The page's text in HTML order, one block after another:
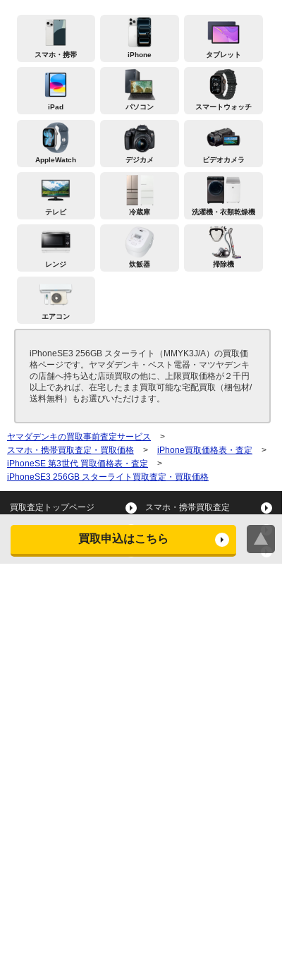
買取申込はこちら
スマホ・携帯 iPhone タブレット
iPad パソコン スマートウォッチ
AppleWatch デジカメ ビデオカメラ
テレビ 冷蔵庫 洗濯機・衣類乾燥機
レンジ 炊飯器 掃除機
エアコン
iPhoneSE3 256GB スターライト（MMYK3J/A）の買取価
格ページです。ヤマダデンキ・ベスト電器・マツヤデンキ
の店舗へ持ち込む店頭買取の他に、上限買取価格が２千円
以上であれば、在宅したまま買取可能な宅配買取（梱包材/
送料無料）もお選びいただけます。
ヤマダデンキの買取事前査定サービス
>
スマホ・携帯買取査定・買取価格
> iPhone買取価格表・査定
>
iPhoneSE 第3世代 買取価格表・査定
>
iPhoneSE3 256GB スターライト買取査定・買取価格
買取査定トップページ スマホ・携帯買取査定
タブレット買取査定
スマートウォッチ買取査定